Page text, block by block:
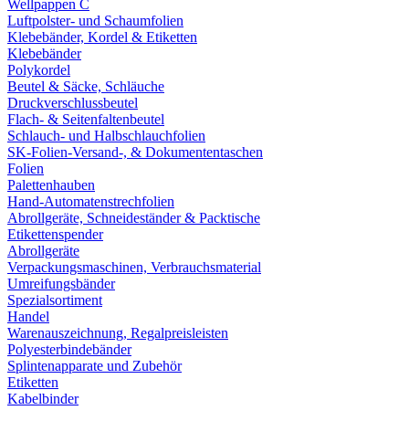
Wellpappen C
Luftpolster- und Schaumfolien
Klebebänder, Kordel & Etiketten
Klebebänder
Polykordel
Beutel & Säcke, Schläuche
Druckverschlussbeutel
Flach- & Seitenfaltenbeutel
Schlauch- und Halbschlauchfolien
SK-Folien-Versand-, & Dokumententaschen
Folien
Palettenhauben
Hand-Automatenstrechfolien
Abrollgeräte, Schneideständer & Packtische
Etikettenspender
Abrollgeräte
Verpackungsmaschinen, Verbrauchsmaterial
Umreifungsbänder
Spezialsortiment
Handel
Warenauszeichnung, Regalpreisleisten
Polyesterbindebänder
Splintenapparate und Zubehör
Etiketten
Kabelbinder